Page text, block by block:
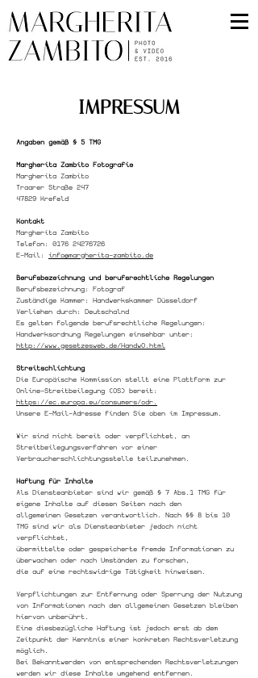
IMPRESSUM
Angaben gemäß § 5 TMG
Margherita Zambito Fotografie
Margherita Zambito
Traarer Straße 247
47829 Krefeld
Kontakt
Margherita Zambito
Telefon: 0176 24276726
E-Mail: info@margherita-zambito.de
Berufsbezeichnung und berufsrechtliche Regelungen
Berufsbezeichnung: Fotograf
Zuständige Kammer: Handwerkskammer Düsseldorf
Verliehen durch: Deutschalnd
Es gelten folgende berufsrechtliche Regelungen:
Handwerksordnung Regelungen einsehbar unter:
http://www.gesetzesweb.de/HandwO.html
Streitschlichtung
Die Europäische Kommission stellt eine Plattform zur
Online-Streitbeilegung (OS) bereit:
https://ec.europa.eu/consumers/odr.
Unsere E-Mail-Adresse finden Sie oben im Impressum.
Wir sind nicht bereit oder verpflichtet, an
Streitbeilegungsverfahren vor einer
Verbraucherschlichtungsstelle teilzunehmen.
Haftung für Inhalte
Als Diensteanbieter sind wir gemäß § 7 Abs.1 TMG für
eigene Inhalte auf diesen Seiten nach den
allgemeinen Gesetzen verantwortlich. Nach §§ 8 bis 10
TMG sind wir als Diensteanbieter jedoch nicht
verpflichtet,
übermittelte oder gespeicherte fremde Informationen zu
überwachen oder nach Umständen zu forschen,
die auf eine rechtswidrige Tätigkeit hinweisen.
Verpflichtungen zur Entfernung oder Sperrung der Nutzung
von Informationen nach den allgemeinen Gesetzen bleiben
hiervon unberührt.
Eine diesbezügliche Haftung ist jedoch erst ab dem
Zeitpunkt der Kenntnis einer konkreten Rechtsverletzung
möglich.
Bei Bekanntwerden von entsprechenden Rechtsverletzungen
werden wir diese Inhalte umgehend entfernen.